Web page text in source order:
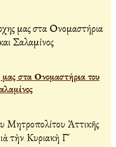
στα Ονομαστήρια του